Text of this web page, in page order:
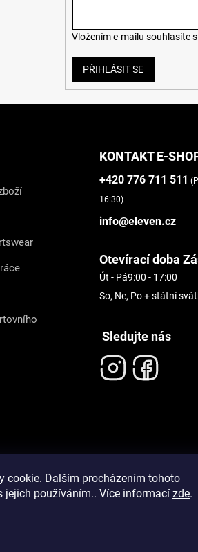
cookie. Dalším procházením tohoto
jejich používáním.. Více informací zde.
Vložením e-mailu souhlasíte s
PŘIHLÁSIT SE
KONTAKT E-
+420 776 711 511
16:30)
info@eleven.cz
Otevírací doba
Út - Pá9:00 - 17:00
So, Ne, Po + státní
Sledujte nás